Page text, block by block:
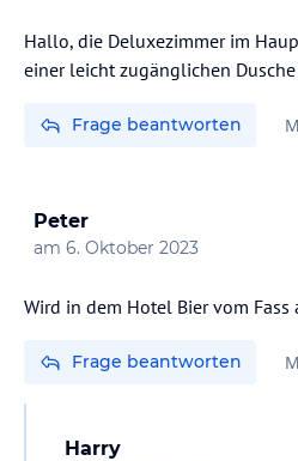
Hallo, die Deluxezimmer im
einer leicht zugänglichen Dusche
Frage beantworten
Peter
am 6. Oktober 2023
Wird in dem Hotel Bier vom Fass
Frage beantworten
Harry